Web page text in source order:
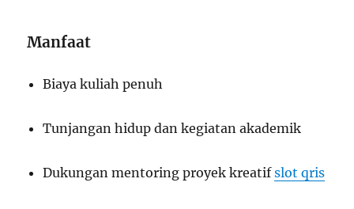
Manfaat
Biaya kuliah penuh
Tunjangan hidup dan kegiatan akademik
Dukungan mentoring proyek kreatifslot qris